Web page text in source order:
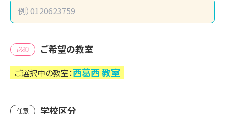
必須 ご希望の教室
ご選択中の教室：西葛西教室
任意 学校区分